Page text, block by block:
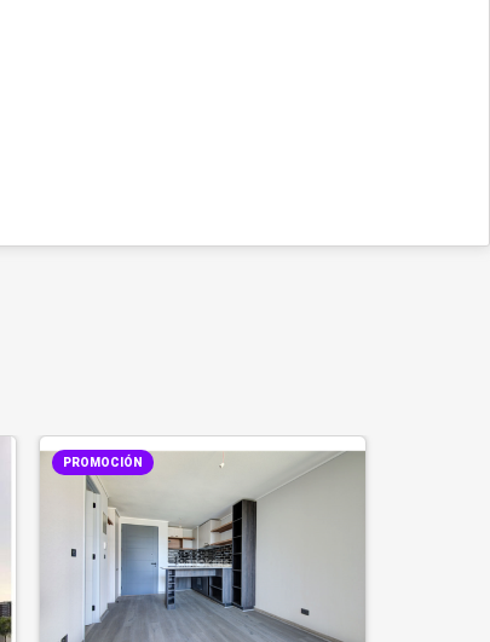
PROMOCIÓN